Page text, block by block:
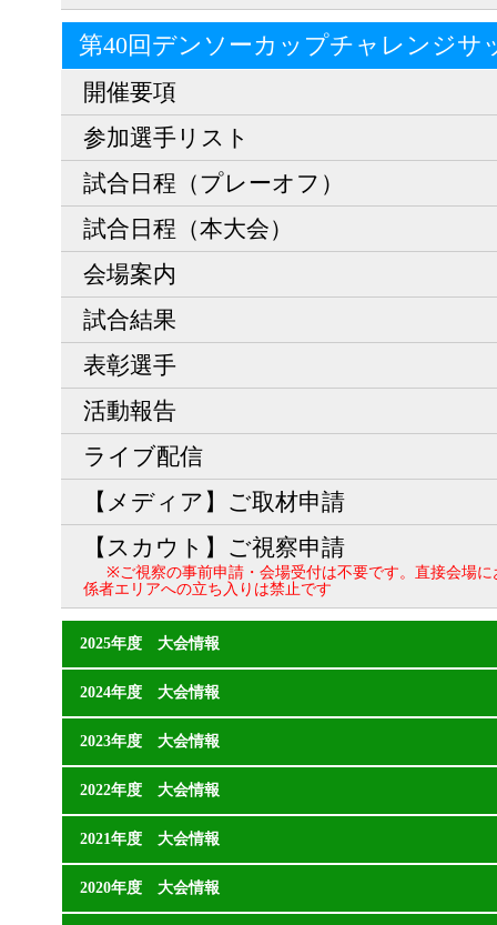
第40回デンソーカップチャレンジサ
開催要項
参加選手リスト
試合日程（プレーオフ）
試合日程（本大会）
会場案内
試合結果
表彰選手
活動報告
ライブ配信
【メディア】ご取材申請
【スカウト】ご視察申請
※ご視察の事前申請・会場受付は不要です。直接会場
係者エリアへの立ち入りは禁止です
2025年度 大会情報
2024年度 大会情報
2023年度 大会情報
2022年度 大会情報
2021年度 大会情報
2020年度 大会情報